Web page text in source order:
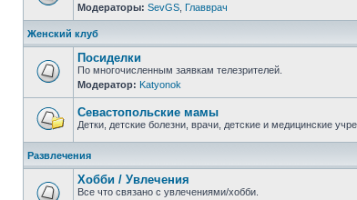
Нет
непрочитанных
сообщений
Модераторы: SevGS Главврач
Женский клуб
Нет
непрочитанных
сообщений
Посиделки
По многочисленным заявкам телезрителей.
Модератор: Katyonok
непрочитанных
сообщений
Севастопольские мамы
Детки, детские болезни, врачи, детские и медицинские
Развлечения
Хобби / Увлечения
Все что связано с увлечениями/хобби.